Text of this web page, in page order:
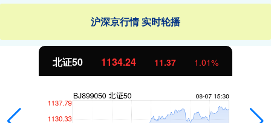
沪深京行情 实时轮播
北证50 1134.24 11.37 1.01%